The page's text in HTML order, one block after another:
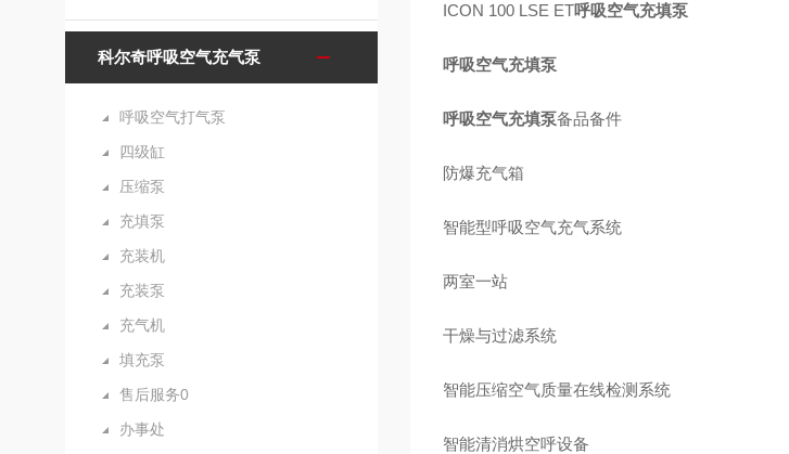
科尔奇呼吸空气充气泵
呼吸空气打气泵
四级缸
压缩泵
充填泵
充装机
充装泵
充气机
填充泵
售后服务0
办事处
ICON 100 LSE ET呼吸空气充填泵
呼吸空气充填泵
呼吸空气充填泵备品备件
防爆充气箱
智能型呼吸空气充气系统
两室一站
干燥与过滤系统
智能压缩空气质量在线检测系统
智能清消烘空呼设备